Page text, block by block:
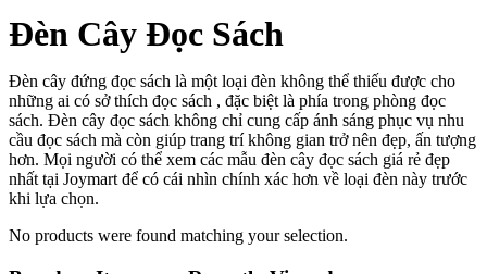
Đèn Cây Đọc Sách
Đèn cây đứng đọc sách là một loại đèn không thể thiếu được cho
những ai có sở thích đọc sách , đặc biệt là phía trong phòng đọc
sách. Đèn cây đọc sách không chỉ cung cấp ánh sáng phục vụ nhu
cầu đọc sách mà còn giúp trang trí không gian trở nên đẹp, ấn tượng
hơn. Mọi người có thể xem các mẫu đèn cây đọc sách giá rẻ đẹp
nhất tại Joymart để có cái nhìn chính xác hơn về loại đèn này trước
khi lựa chọn.
No products were found matching your selection.